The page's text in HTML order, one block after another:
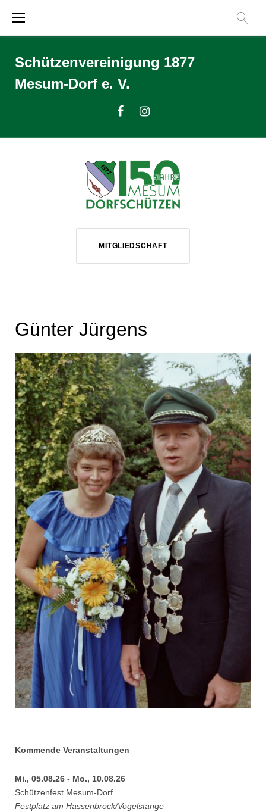
Schützenvereinigung 1877
Mesum-Dorf e. V.
MITGLIEDSCHAFT
Günter Jürgens
Kommende Veranstaltungen
Mi., 05.08.26 - Mo., 10.08.26
Schützenfest Mesum-Dorf
Festplatz am Hassenbrock/Vogelstange